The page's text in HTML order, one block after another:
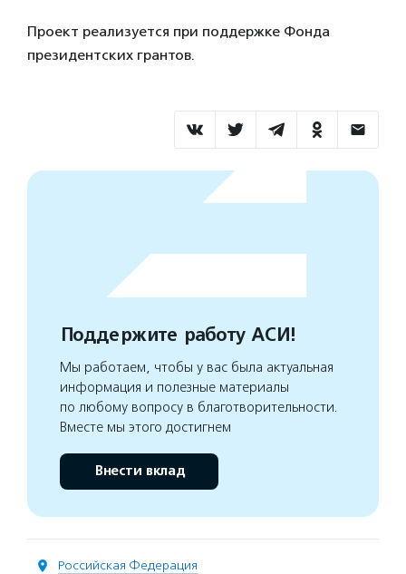
Проект реализуется при поддержке Фонда
президентских грантов.
Поддержите работу АСИ!
Мы работаем, чтобы у вас была актуальная
информация и полезные материалы
по любому вопросу в благотворительности.
Вместе мы этого достигнем
Внести вклад
Российская Федерация